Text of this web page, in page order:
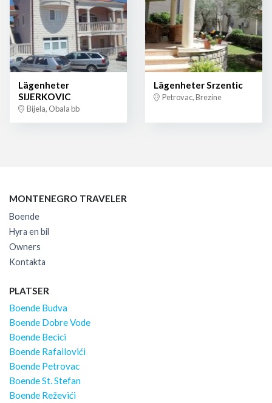
Lägenheter
SIJERKOVIC
Bijela, Obala bb
Lägenheter Srzentic
Petrovac, Brezine
MONTENEGRO TRAVELER
Boende
Hyra en bil
Owners
Kontakta
PLATSER
Boende Budva
Boende Dobre Vode
Boende Becici
Boende Rafailovići
Boende Petrovac
Boende St. Stefan
Boende Reževići